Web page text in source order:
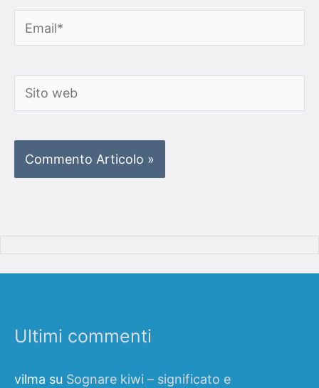
Email*
Sito
web
Ultimi commenti
vilma su Sognare kiwi – significato e